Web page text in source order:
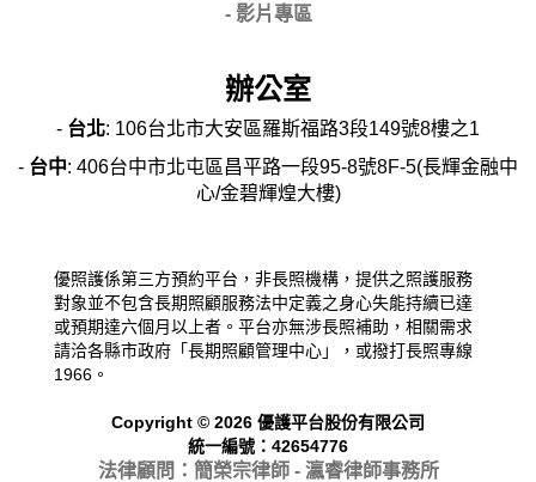
- 影片專區
辦公室
- 台北: 106台北市大安區羅斯福路3段149號8樓之1
- 台中: 406台中市北屯區昌平路一段95-8號8F-5(長輝金融中
心/金碧輝煌大樓)
優照護係第三方預約平台，非長照機構，提供之照護服務
對象並不包含長期照顧服務法中定義之身心失能持續已達
或預期達六個月以上者。平台亦無涉長照補助，相關需求
請洽各縣市政府「長期照顧管理中心」，或撥打長照專線
1966。
Copyright © 2026 優護平台股份有限公司
統一編號：42654776
法律顧問：簡榮宗律師 - 瀛睿律師事務所